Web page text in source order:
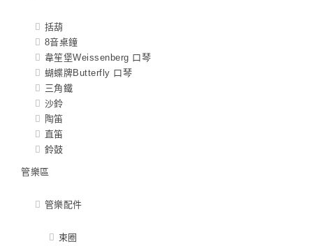
括葫
8音桌鐘
韋笙堡Weissenberg 口琴
蝴蝶牌Butterfly 口琴
三角鐵
沙鈴
陶笛
直笛
鈴鼓
管樂區
管樂配件
束圈